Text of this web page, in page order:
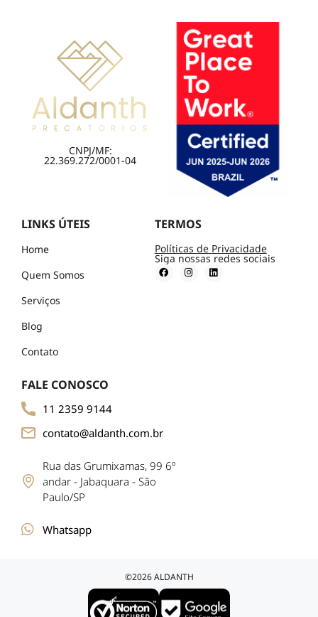
CNPJ/MF:
22.369.272/0001-04
LINKS ÚTEIS
Home
Quem Somos
Serviços
Blog
Contato
TERMOS
Políticas de Privacidade
Siga nossas redes sociais
FALE CONOSCO
11 2359 9144
contato@aldanth.com.br
Rua das Grumixamas, 99 6º
andar - Jabaquara - São
Paulo/SP
Whatsapp
©2026 ALDANTH